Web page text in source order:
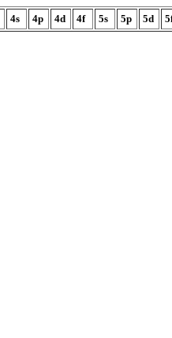
4s 4p 4d 4f 5s 5p 5d